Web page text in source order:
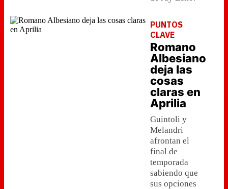
PUNTOS
CLAVE
Romano
Albesiano
deja las
cosas
claras en
Aprilia
Guintoli y
Melandri
afrontan el
final de
temporada
sabiendo que
sus opciones